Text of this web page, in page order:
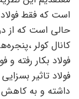
است که فقط
حالی است که از
کانال کولر
فولاد بکار رفته
فولاد تاثیر
داشته و به